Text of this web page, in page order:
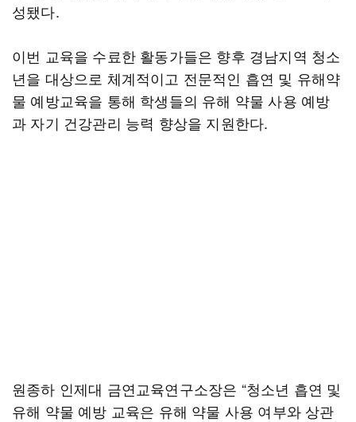
성됐다.
이번 교육을 수료한 활동가들은 향후 경남지역 청소
년을 대상으로 체계적이고 전문적인 흡연 및 유해약
물 예방교육을 통해 학생들의 유해 약물 사용 예방
과 자기 건강관리 능력 향상을 지원한다.
원종하 인제대 금연교육연구소장은 “청소년 흡연 및
유해 약물 예방 교육은 유해 약물 사용 여부와 상관